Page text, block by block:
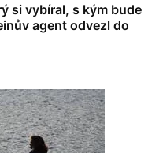
si vybíral, s kým bude
agent odvezl do